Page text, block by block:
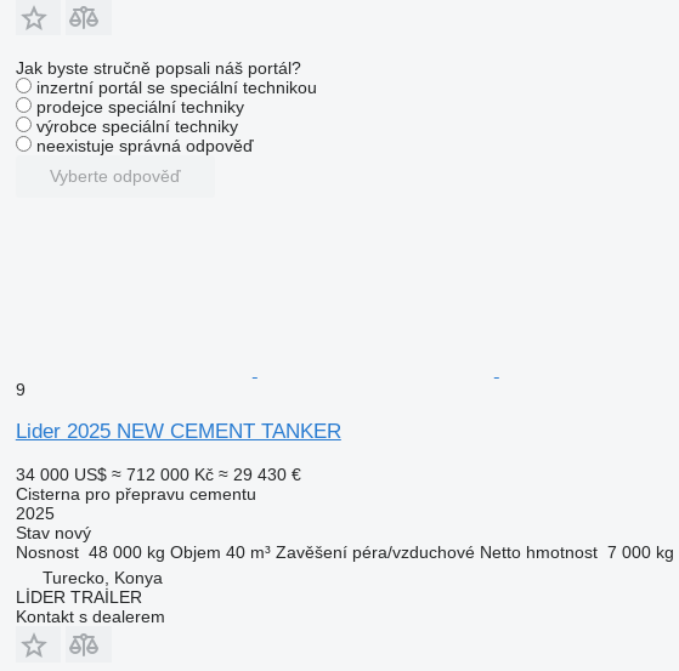
Jak byste stručně popsali náš portál?
inzertní portál se speciální technikou
prodejce speciální techniky
výrobce speciální techniky
neexistuje správná odpověď
Vyberte odpověď
9
Lider 2025 NEW CEMENT TANKER
34 000 US$ ≈ 712 000 Kč ≈ 29 430 €
Cisterna pro přepravu cementu
2025
Stavnový
Nosnost 48 000 kg Objem 40 m³ Zavěšení péra/vzduchové Netto hmotnost 7 000 kg
Turecko, Konya
LİDER TRAİLER
Kontakt s dealerem